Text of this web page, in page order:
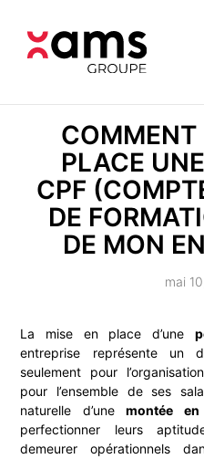
COMMENT
PLACE
CPF
DE
DE MON
mai
La mise en place d’une
entreprise représente un
seulement pour
pour l’ensemble de ses
naturelle d’unemontée en
perfectionner leurs
demeurer opérationnels